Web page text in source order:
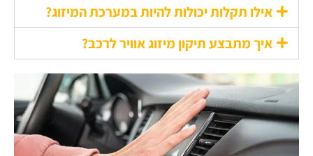
אילו תקלות יכולות להיות במערכת המיזוג?
איך מתבצע תיקון מיזוג אוויר לרכב?